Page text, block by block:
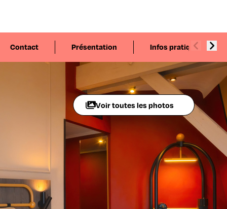
Contact Présentation Infos pratiques
Voir toutes les photos